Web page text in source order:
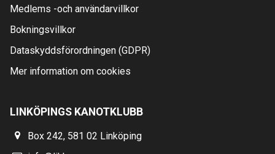
Medlems -och användarvillkor
Bokningsvillkor
Dataskyddsförordningen (GDPR)
Mer information om cookies
LINKÖPINGS KANOTKLUBB
Box 242, 581 02 Linköping